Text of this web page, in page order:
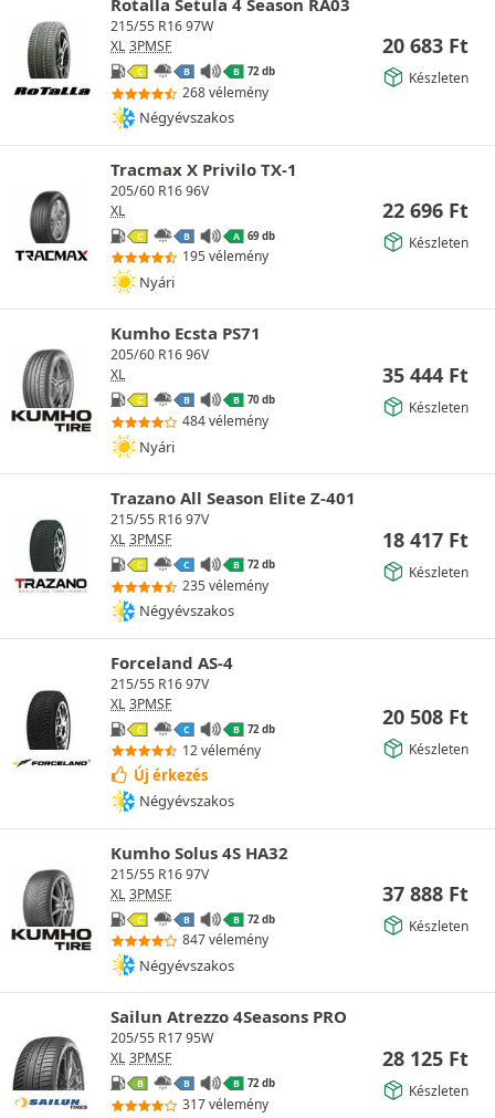
Rotalla Setula 4 Season RA03
215/55 R16 97W
XL 3PMSF
C B B 72 db
268 vélemény
Négyévszakos
20 683 Ft
Készleten
Tracmax X Privilo TX-1
205/60 R16 96V
XL
C B A 69 db
195 vélemény
Nyári
22 696 Ft
Készleten
Kumho Ecsta PS71
205/60 R16 96V
XL
C B B 70 db
484 vélemény
Nyári
35 444 Ft
Készleten
Trazano All Season Elite Z-401
215/55 R16 97V
XL 3PMSF
C C B 72 db
235 vélemény
Négyévszakos
18 417 Ft
Készleten
Forceland AS-4
215/55 R16 97V
XL 3PMSF
C C B 72 db
12 vélemény
Új érkezés
Négyévszakos
20 508 Ft
Készleten
Kumho Solus 4S HA32
215/55 R16 97V
XL 3PMSF
C B B 72 db
847 vélemény
Négyévszakos
37 888 Ft
Készleten
Sailun Atrezzo 4Seasons PRO
205/55 R17 95W
XL 3PMSF
B B B 72 db
317 vélemény
28 125 Ft
Készleten